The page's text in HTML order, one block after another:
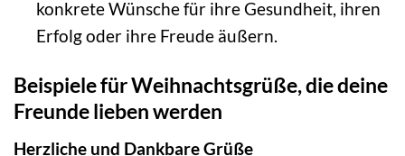
konkrete Wünsche für ihre Gesundheit, ihren
Erfolg oder ihre Freude äußern.
Beispiele für Weihnachtsgrüße, die deine
Freunde lieben werden
Herzliche und Dankbare Grüße